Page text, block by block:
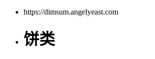
https://dimsum.angelyeast.com
饼类